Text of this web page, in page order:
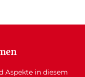
Aspekte in diesem